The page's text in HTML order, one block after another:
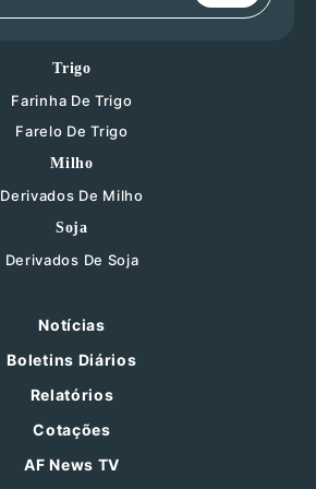
Trigo
Farinha De Trigo
Farelo De Trigo
Milho
Derivados De Milho
Soja
Derivados De Soja
Notícias
Boletins Diários
Relatórios
Cotações
AF News TV